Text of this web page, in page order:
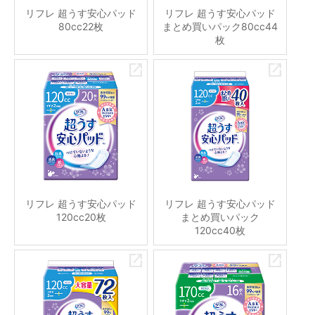
リフレ 超うす安心パッド
80cc22枚
リフレ 超うす安心パッド
まとめ買いパック80cc44
枚
リフレ 超うす安心パッド
120cc20枚
リフレ 超うす安心パッド
まとめ買いパック
120cc40枚